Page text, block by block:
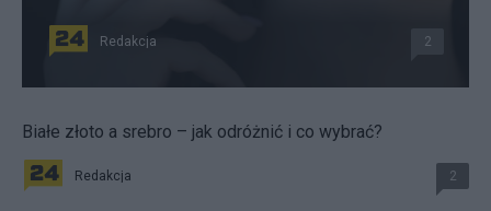
Redakcja 2
Białe złoto a srebro – jak odróżnić i co wybrać?
Redakcja 2